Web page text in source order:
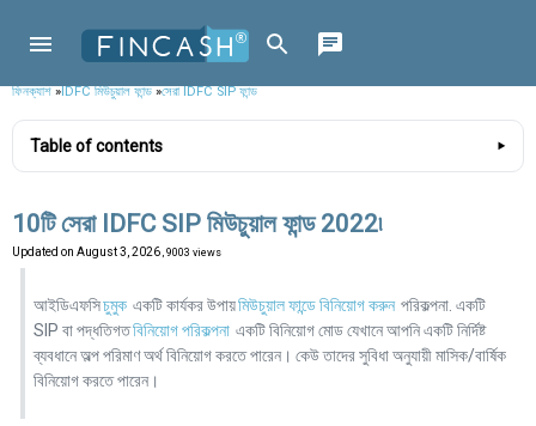
ফিনক্যাশ»IDFC মিউচুয়াল ফান্ড»সেরা IDFC SIP ফান্ড
Table of contents
10টি সেরা IDFC SIP মিউচুয়াল ফান্ড 2022৷
Updated on August 3, 2026 , 9003 views
আইডিএফসিচুমুক একটি কার্যকর উপায়মিউচুয়াল ফান্ডে বিনিয়োগ করুন পরিকল্পনা. একটি
SIP বা পদ্ধতিগতবিনিয়োগ পরিকল্পনা একটি বিনিয়োগ মোড যেখানে আপনি একটি নির্দিষ্ট
ব্যবধানে অল্প পরিমাণ অর্থ বিনিয়োগ করতে পারেন। কেউ তাদের সুবিধা অনুযায়ী মাসিক/বার্ষিক
বিনিয়োগ করতে পারেন।